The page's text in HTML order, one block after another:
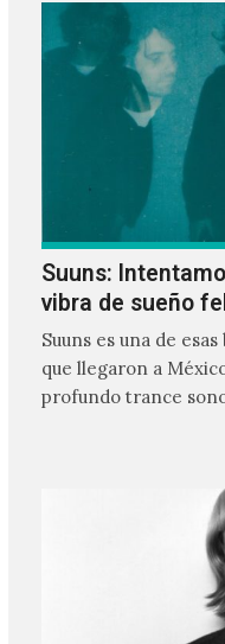
Suuns:
vibra de sueño
Suuns es una de
que llegaron a
profundo trance